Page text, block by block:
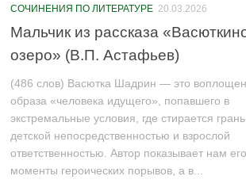
СОЧИНЕНИЯ ПО ЛИТЕРАТУРЕ 20.03.2026
Мальчик из рассказа
озеро» (В.П. Астафьев)
(486 слов) Васютка Шадрин — это
образа «человека идущего», попавшего в
экстремальные условия, где стирается
детской непосредственностью и взрослой
ответственностью. Автор показывает нам
моменты героических порывов, а в...